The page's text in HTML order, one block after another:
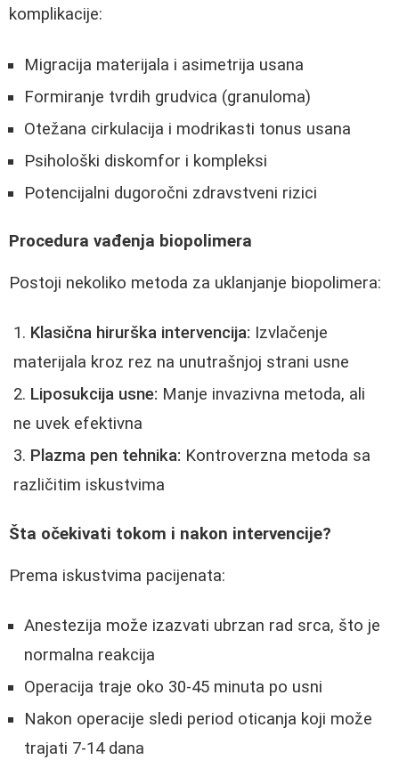
komplikacije:
Migracija materijala i asimetrija usana
Formiranje tvrdih grudvica (granuloma)
Otežana cirkulacija i modrikasti tonus usana
Psihološki diskomfor i kompleksi
Potencijalni dugoročni zdravstveni rizici
Procedura vađenja biopolimera
Postoji nekoliko metoda za uklanjanje biopolimera:
Klasična hirurška intervencija: Izvlačenje
materijala kroz rez na unutrašnjoj strani usne
Liposukcija usne: Manje invazivna metoda, ali
ne uvek efektivna
Plazma pen tehnika: Kontroverzna metoda sa
različitim iskustvima
Šta očekivati tokom i nakon intervencije?
Prema iskustvima pacijenata:
Anestezija može izazvati ubrzan rad srca, što je
normalna reakcija
Operacija traje oko 30-45 minuta po usni
Nakon operacije sledi period oticanja koji može
trajati 7-14 dana